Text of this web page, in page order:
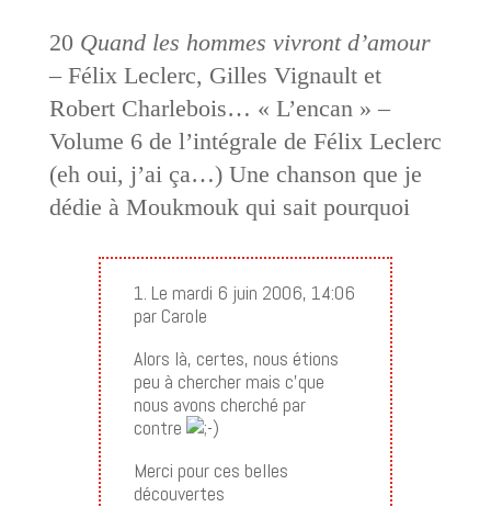
20 Quand les hommes vivront d’amour
– Félix Leclerc, Gilles Vignault et
Robert Charlebois… « L’encan » –
Volume 6 de l’intégrale de Félix Leclerc
(eh oui, j’ai ça…) Une chanson que je
dédie à Moukmouk qui sait pourquoi
1. Le mardi 6 juin 2006, 14:06
par Carole
Alors là, certes, nous étions
peu à chercher mais c’que
nous avons cherché par
contre
Merci pour ces belles
découvertes